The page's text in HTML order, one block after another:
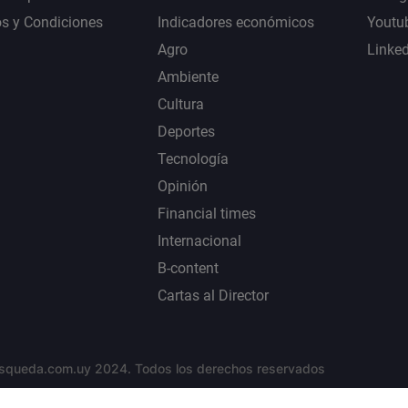
y Condiciones
Indicadores económicos
Agro
Ambiente
Cultura
Deportes
Tecnología
Opinión
Financial times
Internacional
B-content
Cartas al Director
2024. Todos los derechos reservados